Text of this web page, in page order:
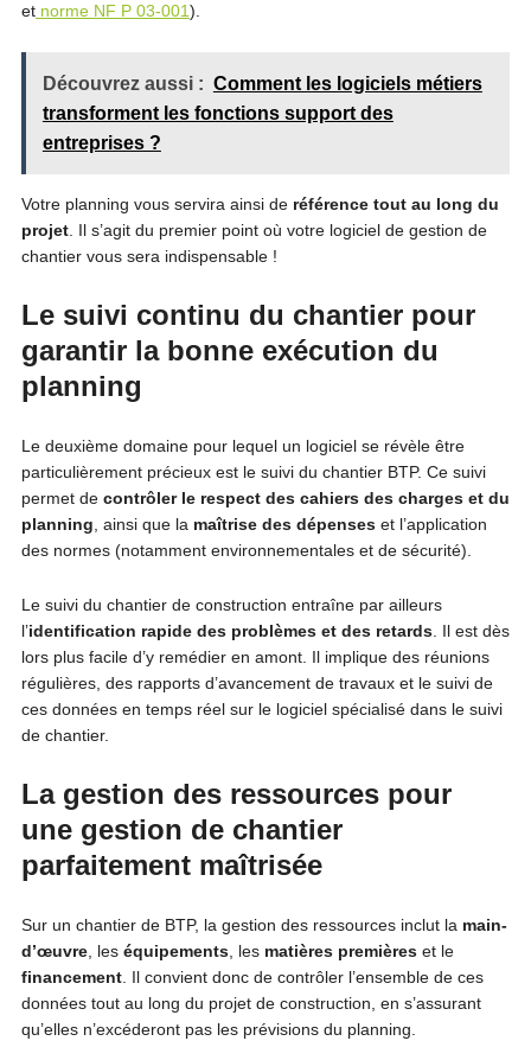
etnorme NF P 03-001).
Découvrez aussi : Comment les logiciels métiers
transforment les fonctions support des
entreprises ?
Votre planning vous servira ainsi de référence tout au long du
projet. Il s’agit du premier point où votre logiciel de gestion de
chantier vous sera indispensable !
Le suivi continu du chantier pour
garantir la bonne exécution du
planning
Le deuxième domaine pour lequel un logiciel se révèle être
particulièrement précieux est le suivi du chantier BTP. Ce suivi
permet de contrôler le respect des cahiers des charges et du
planning , ainsi que la maîtrise des dépenseset l’application
des normes (notamment environnementales et de sécurité).
Le suivi du chantier de construction entraîne par ailleurs
l’identification rapide des problèmes et des retards. Il est dès
lors plus facile d’y remédier en amont. Il implique des réunions
régulières, des rapports d’avancement de travaux et le suivi de
ces données en temps réel sur le logiciel spécialisé dans le suivi
de chantier.
La gestion des ressources pour
une gestion de chantier
parfaitement maîtrisée
Sur un chantier de BTP, la gestion des ressources inclut la main-
d’œuvre, les équipements, les matières premièreset le
financement. Il convient donc de contrôler l’ensemble de ces
données tout au long du projet de construction, en s’assurant
qu’elles n’excéderont pas les prévisions du planning.